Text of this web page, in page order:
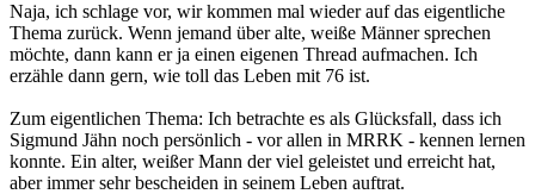
Naja, ich schlage vor, wir kommen mal wieder auf das eigentliche
Thema zurück. Wenn jemand über alte, weiße Männer sprechen
möchte, dann kann er ja einen eigenen Thread aufmachen. Ich
erzähle dann gern, wie toll das Leben mit 76 ist.
Zum eigentlichen Thema: Ich betrachte es als Glücksfall, dass ich
Sigmund Jähn noch persönlich - vor allen in MRRK - kennen lernen
konnte. Ein alter, weißer Mann der viel geleistet und erreicht hat,
aber immer sehr bescheiden in seinem Leben auftrat.